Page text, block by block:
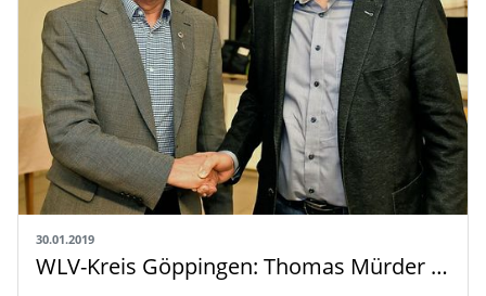
30.01.2019
WLV-Kreis Göppingen: Thomas Mürder übernimmt das Ruder